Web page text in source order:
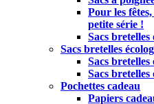
Pour les
petite série !
Sacs bretelles
Sacs bretelles
Sacs bretelles
Sacs
Pochettes cadeau
Papiers